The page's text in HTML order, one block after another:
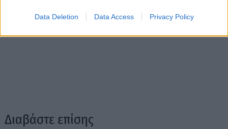
Data Deletion Data Access Privacy Policy
Διαβάστε επίσης